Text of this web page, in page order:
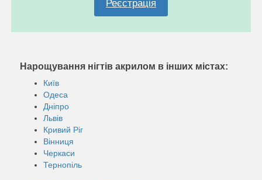
Реєстрація
Нарощування нігтів акрилом в інших містах:
Київ
Одеса
Дніпро
Львів
Кривий Ріг
Вінниця
Черкаси
Тернопіль